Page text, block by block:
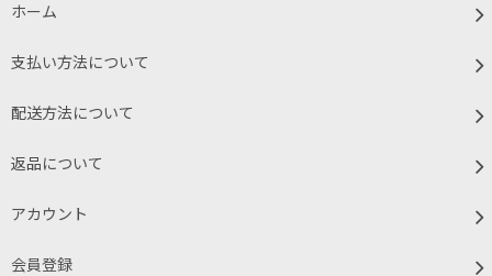
ホーム
支払い方法について
配送方法について
返品について
アカウント
会員登録